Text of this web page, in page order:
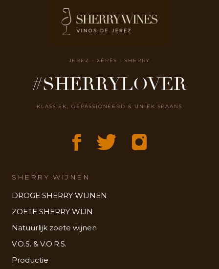
JEREZ - XÉRÈS - SHERRY
#SHERRYLOVER
KLASSIEK, GEPASSIONEERD & UNIEK SPAANS
SHERRY WIJNEN
DROGE SHERRY WIJNEN
ZOETE SHERRY WIJN
Natuurlijk zoete wijnen
V.O.S. & V.O.R.S.
Productie